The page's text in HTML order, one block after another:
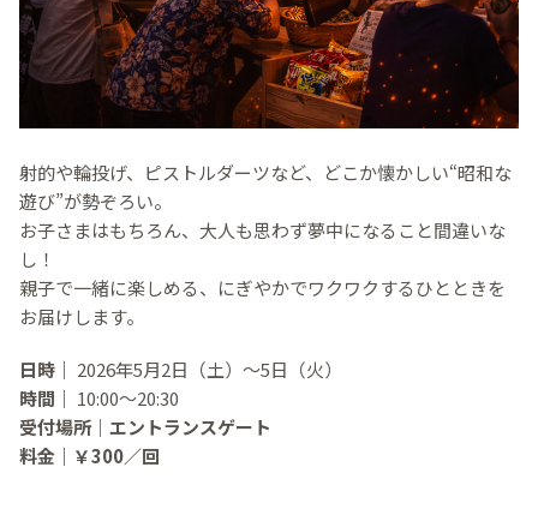
射的や輪投げ、ピストルダーツなど、どこか懐かしい“昭和な
遊び”が勢ぞろい。
お子さまはもちろん、大人も思わず夢中になること間違いな
し！
親子で一緒に楽しめる、にぎやかでワクワクするひとときを
お届けします。
日時｜ 2026年5月2日（土）～5日（火）
時間｜ 10:00～20:30
受付場所｜エントランスゲート
料金｜￥300／回